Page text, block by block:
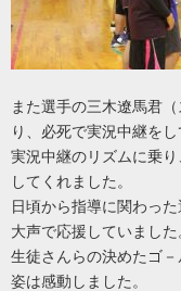
また選手の三木遼馬君
り、必死で実況中継を
実況中継のリズムに乗
してくれました。
日頃から指導に関わっ
大声で応援していました
生徒さんらの決めたゴ
姿は感動しました。